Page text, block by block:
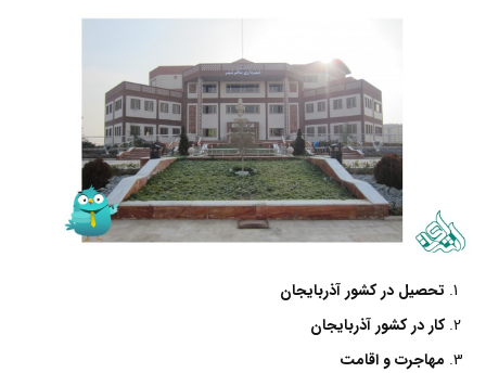
تحصیل در کشور آذربایجان
کار در کشور آذربایجان
مهاجرت و اقامت